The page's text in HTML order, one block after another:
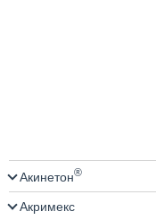
Акинетон®
Акримекс